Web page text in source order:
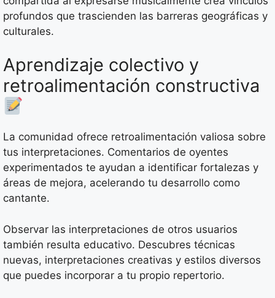
profundos que trascienden las barreras geográficas y
culturales.
Aprendizaje colectivo y
retroalimentación constructiva
La comunidad ofrece retroalimentación valiosa sobre
tus interpretaciones. Comentarios de oyentes
experimentados te ayudan a identificar fortalezas y
áreas de mejora, acelerando tu desarrollo como
cantante.
Observar las interpretaciones de otros usuarios
también resulta educativo. Descubres técnicas
nuevas, interpretaciones creativas y estilos diversos
que puedes incorporar a tu propio repertorio.